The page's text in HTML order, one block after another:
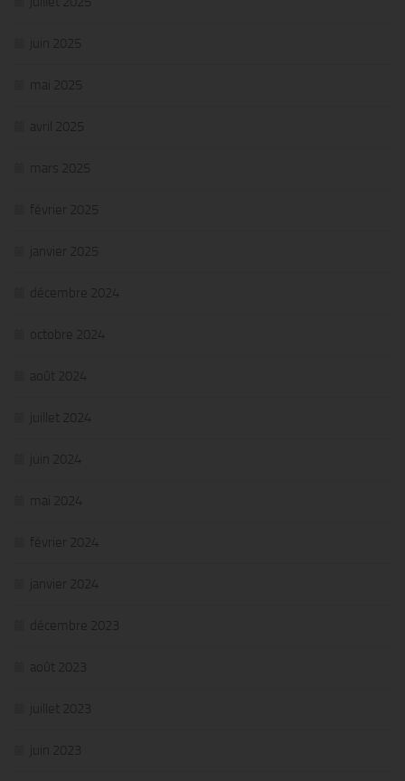
juin 2025
mai 2025
avril 2025
mars 2025
février 2025
janvier 2025
décembre 2024
octobre 2024
août 2024
juillet 2024
juin 2024
mai 2024
février 2024
janvier 2024
décembre 2023
août 2023
juillet 2023
juin 2023